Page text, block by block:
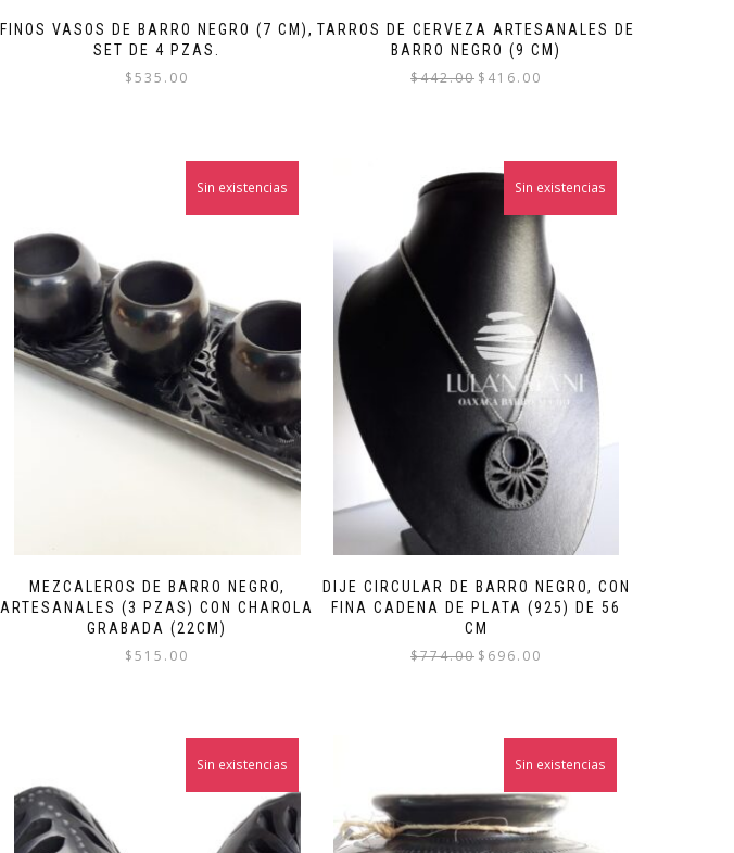
FINOS VASOS DE BARRO NEGRO (7 CM),
SET DE 4 PZAS.
$535.00
TARROS DE CERVEZA ARTESANALES DE
BARRO NEGRO (9 CM)
$442.00 El
$442.00.
$ 416.00
MEZCALEROS DE BARRO NEGRO,
ARTESANALES (3 PZAS) CON CHAROLA
GRABADA (22CM)
$515.00
Sin existencias
DIJE CIRCULAR DE BARRO NEGRO, CON
FINA CADENA DE PLATA (925) DE 56
CM
¡Oferta!
$774.00 El
$ 696.00
Sin existencias
Sin existencias Sin existencias